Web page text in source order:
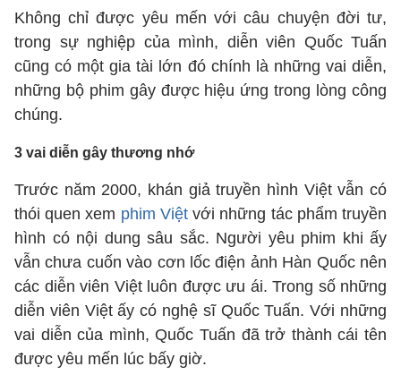
Không chỉ được yêu mến với câu chuyện đời tư,
trong sự nghiệp của mình, diễn viên Quốc Tuấn
cũng có một gia tài lớn đó chính là những vai diễn,
những bộ phim gây được hiệu ứng trong lòng công
chúng.
3 vai diễn gây thương nhớ
Trước năm 2000, khán giả truyền hình Việt vẫn có
thói quen xem phim Việtvới những tác phẩm truyền
hình có nội dung sâu sắc. Người yêu phim khi ấy
vẫn chưa cuốn vào cơn lốc điện ảnh Hàn Quốc nên
các diễn viên Việt luôn được ưu ái. Trong số những
diễn viên Việt ấy có nghệ sĩ Quốc Tuấn. Với những
vai diễn của mình, Quốc Tuấn đã trở thành cái tên
được yêu mến lúc bấy giờ.